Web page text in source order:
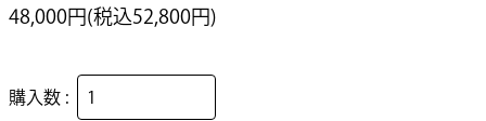
48,000円(税込52,800円)
購入数 :